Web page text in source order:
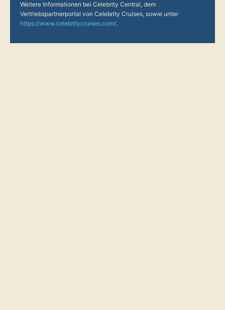
Weitere Informationen bei Celebrity Central, dem
Vertriebspartnerportal von Celebrity Cruises, sowie unter
https://www.celebritycruises.com/.